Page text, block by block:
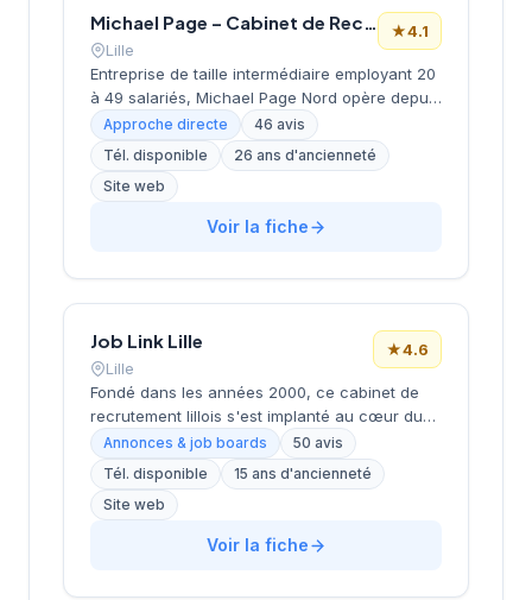
Michael Page – Cabinet de Recrutement Lille
Lille
★4.1
Entreprise de taille intermédiaire employant 20
à 49 salariés, Michael Page Nord opère depuis
la place du Général de Gaulle à Lille depuis
2000. Dirigée par Isabelle Lebaupain (Bastide),
cette SARL affiche une santé financière solide
avec un chiffre d'affaires de 5,5 millions
d'euros en 2024 et un résultat net positif de
185 000 euros. La structure s'appuie sur un
Approche directe
46 avis
Tél. disponible
26 ans d'ancienneté
Site web
Voir la fiche
Job Link Lille
Lille
★4.6
Fondé dans les années 2000, ce cabinet de
recrutement lillois s'est implanté au cœur du
quartier Saint-Maurice, dans l'Espace Tertiaire
du boulevard Jean Baptiste Lebas. Dirigée par
BARTHELEMY, cette structure accompagne les
entreprises régionales dans leurs
recrutements à travers son site joblink.fr.
L'agence bénéficie d'une solide réputation
Annonces & job boards
50 avis
Tél. disponible
15 ans d'ancienneté
Site web
Voir la fiche